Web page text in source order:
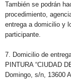
También se podrán
procedimiento,
entrega a domicilio y
participante.
7. Domicilio de
PINTURA “CIUDAD
Domingo, s/n, 13600